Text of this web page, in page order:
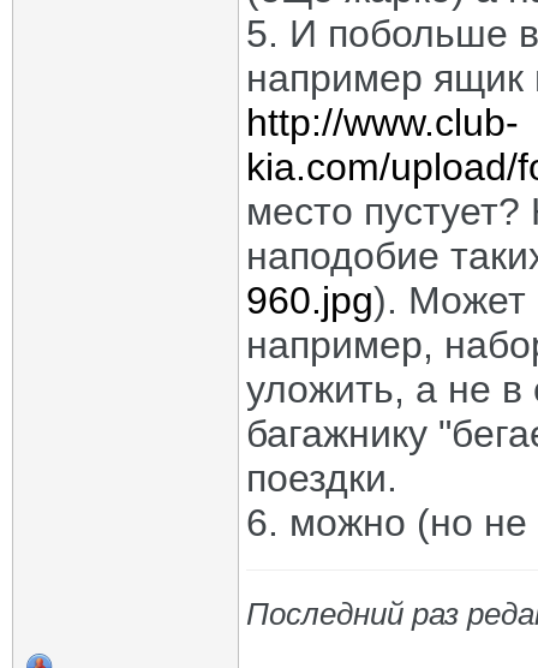
5. И побольше
например ящик
http://www.club-
kia.com/upload/
место
наподобие
960.jpg). Может
например,
уложить, а не в
багажнику
поездки.
6. можно (но не
Последний раз